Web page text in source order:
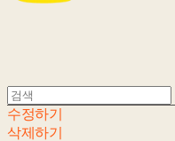
수정하기
삭제하기